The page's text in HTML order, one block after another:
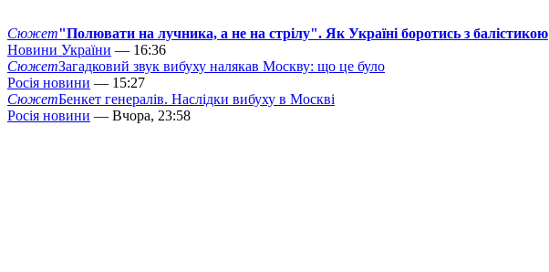
Сюжет"Полювати на лучника, а не на стрілу". Як Україні боротись з балістикою
Новини України — 16:36
СюжетЗагадковий звук вибуху налякав Москву: що це було
Росія новини — 15:27
СюжетБенкет генералів. Наслідки вибуху в Москві
Росія новини — Вчора, 23:58